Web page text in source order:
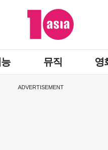
뮤직 영
ADVERTISEMENT